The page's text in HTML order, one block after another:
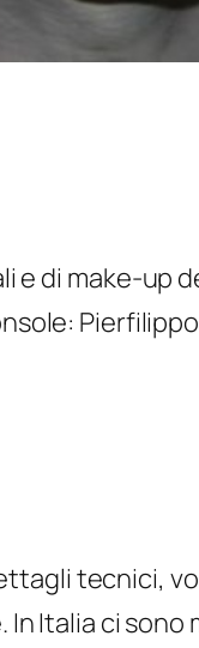
e di make-up
tecnici,
Italia ci